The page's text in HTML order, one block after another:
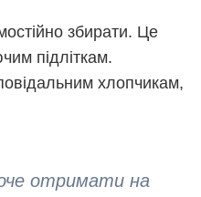
збирати. Це
підліткам.
хлопчикам,
отримати на